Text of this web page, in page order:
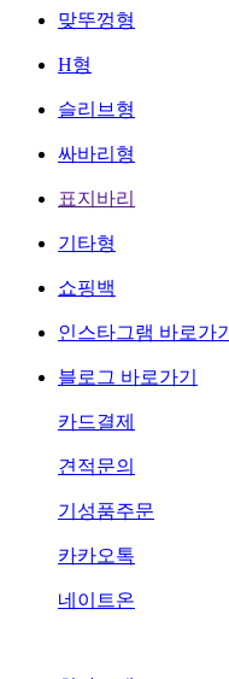
맞뚜껑형
H형
슬리브형
싸바리형
표지바리
기타형
쇼핑백
인스타그램 바로가기
블로그 바로가기
카드결제
견적문의
기성품주문
카카오톡
네이트온